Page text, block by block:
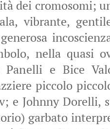
dei cromosomi;
vibrante,
nella quasi
Panelli e Bice
piccolo
e Johnny Dorelli,
garbato